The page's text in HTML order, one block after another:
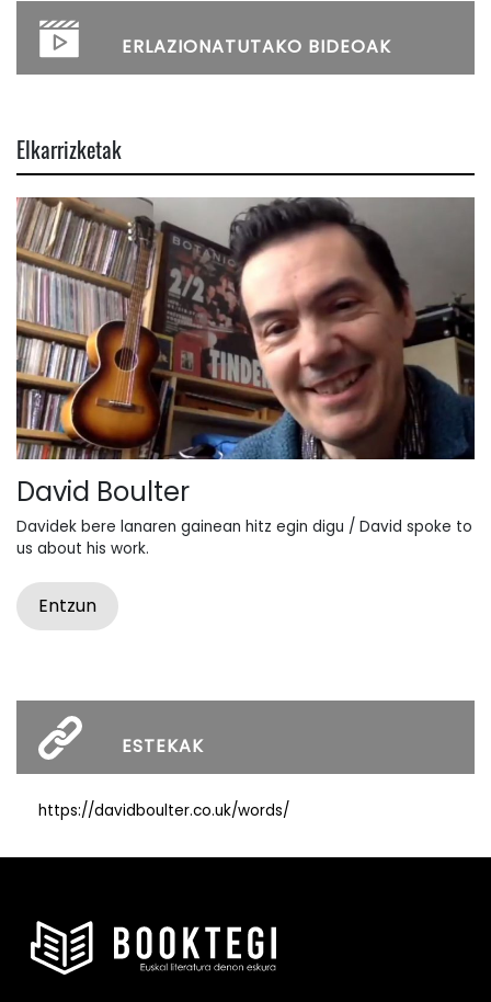
ERLAZIONATUTAKO BIDEOAK
Elkarrizketak
David Boulter
Davidek bere lanaren gainean hitz egin digu / David spoke to
us about his work.
Entzun
ESTEKAK
https://davidboulter.co.uk/words/